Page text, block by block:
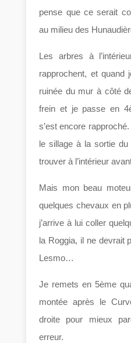
pense que ce serait
au milieu des
Les arbres à
rapprochent, et quand
ruinée du mur à côté
frein et je passe en
s’est encore
le sillage à la sortie
trouver à l’intérieur
Mais mon beau
quelques chevaux en
j’arrive à lui coller
la Roggia, il ne devrait
Lesmo…
Je remets en 5ème
montée après le
droite pour mieux
erreur.